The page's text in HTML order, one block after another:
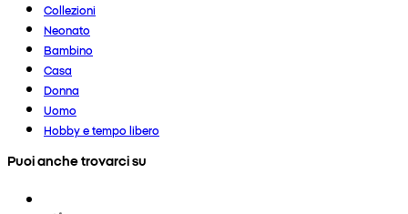
Collezioni
Neonato
Bambino
Casa
Donna
Uomo
Hobby e tempo libero
Puoi anche trovarci su